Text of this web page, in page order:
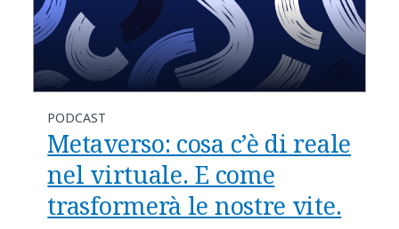
PODCAST
Metaverso: cosa c’è di reale
nel virtuale. E come
trasformerà le nostre vite.